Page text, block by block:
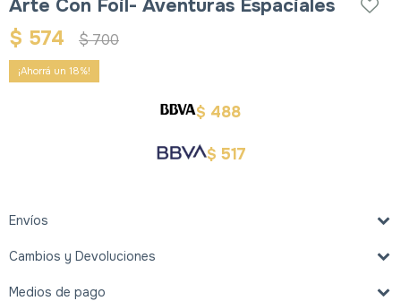
Arte Con Foil- Aventuras Espaciales
$ 574 $700
18
$ 488
$ 517
Envíos
Cambios y Devoluciones
Medios de pago